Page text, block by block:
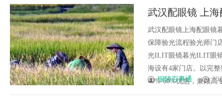
武汉配眼镜 上
武汉配眼镜上海配眼镜
保障验光流程验光师门
光ILIT眼镜暮光ILIT眼
海设有4家门店。以完
40%-60%优惠，兼顾高
铜陵百事通